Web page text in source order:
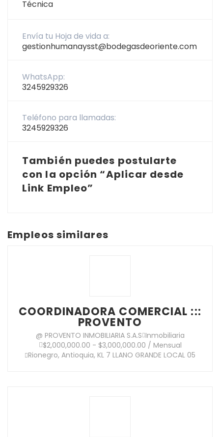
Técnica
Envía tu Hoja de vida a:
gestionhumanaysst@bodegasdeoriente.com
WhatsApp:
3245929326
Teléfono para llamadas:
3245929326
También puedes postularte
con la opción “Aplicar desde
Link Empleo”
Empleos similares
COORDINADORA COMERCIAL :::
PROVENTO
@ PROVENTO INMOBILIARIA S.A.S Inmobiliaria
$2,000,000.00 - $3,000,000.00 / Mensual
Rionegro, Antioquia, KL 7 LLANO GRANDE LOCAL 05